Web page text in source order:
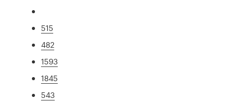
515
482
1593
1845
543